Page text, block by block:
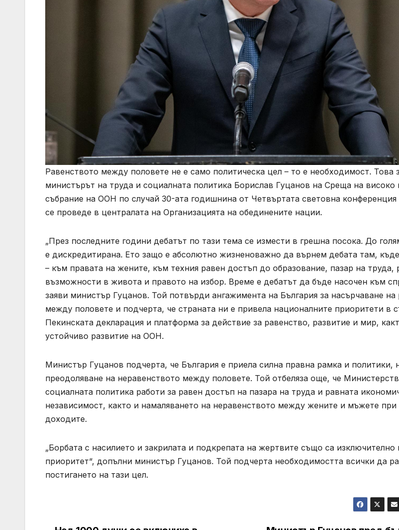
Равенството между половете не е само политическа цел – то е необходимост. Това
министърът на труда и социалната политика Борислав Гуцанов на Среща на
събрание на ООН по случай 30-ата годишнина от Четвъртата световна конференция
се проведе в централата на Организацията на обединените нации.
„През последните години дебатът по тази тема се измести в грешна посока. До
е дискредитирана. Ето защо е абсолютно жизненоважно да върнем дебата там,
– към правата на жените, към техния равен достъп до образование, пазар на труда,
възможности в живота и правото на избор. Време е дебатът да бъде насочен към
заяви министър Гуцанов. Той потвърди ангажимента на България за насърчаване на
между половете и подчерта, че страната ни е привела националните приоритети в
Пекинската декларация и платформа за действие за равенство, развитие и мир,
устойчиво развитие на ООН.
Министър Гуцанов подчерта, че България е приела силна правна рамка и политики,
преодоляване на неравенството между половете. Той отбеляза още, че
социалната политика работи за равен достъп на пазара на труда и равната
независимост, както и намаляването на неравенството между жените и мъжете
доходите.
„Борбата с насилието и закрилата и подкрепата на жертвите също са изключително
приоритет“, допълни министър Гуцанов. Той подчерта необходимостта всички да
постигането на тази цел.